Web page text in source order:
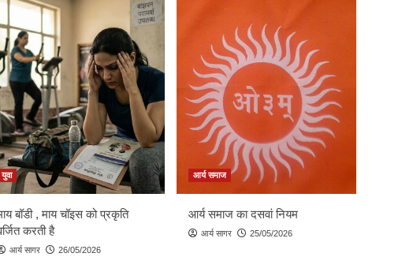
युवा
बॉडी , माय चॉइस को प्रकृति
करती है
आर्य सागर 26/05/2026
आर्य समाज
आर्य समाज का दसवां नियम
आर्य सागर 25/05/2026